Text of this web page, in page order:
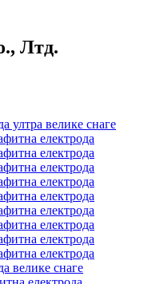
Лтд.
ултра велике снаге
електрода
електрода
електрода
електрода
електрода
електрода
електрода
електрода
електрода
велике снаге